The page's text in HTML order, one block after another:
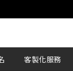
客製化服務